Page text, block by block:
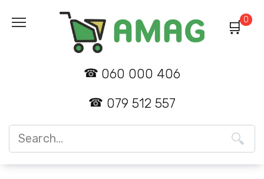
060 000 406
079 512 557
0
Search
for: